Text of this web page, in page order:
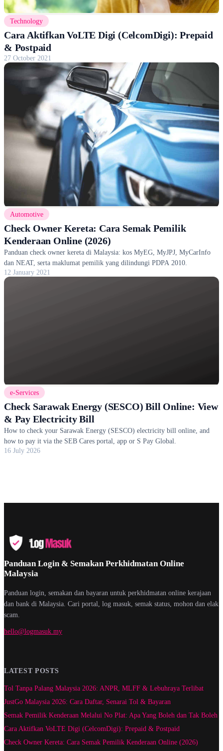
Technology
Cara Aktifkan VoLTE Digi (CelcomDigi): Prepaid
& Postpaid
27 October 2021
Automotive
Check Owner Kereta: Cara Semak Pemilik
Kenderaan Online (2026)
Panduan check owner kereta di Malaysia: kos MyEG, MyJPJ, MyCarInfo
dan NEAT, serta maklumat pemilik yang dilindungi PDPA 2010.
12 January 2021
e-Services
Check Sarawak Energy (SESCO) Bill Online: View
& Pay Electricity Bill
How to check your Sarawak Energy (SESCO) electricity bill online, and
how to pay it via the SEB Cares portal, app or S Pay Global.
16 July 2026
Panduan Login & Semakan Perkhidmatan Online
Malaysia
Panduan login, semakan dan bayaran untuk perkhidmatan online kerajaan
dan bank di Malaysia. Cari portal, log masuk, semak status, mohon dan elak
scam.
hello@logmasuk.my
LATEST POSTS
Tol Tanpa Palang Malaysia 2026: ANPR, MLFF & Lebuhraya Terlibat
JustGo Malaysia 2026: Cara Daftar, Senarai Tol & Bayaran
Semak Pemilik Kenderaan Melalui No Plat: Apa Yang Boleh dan Tak Boleh
Cara Aktifkan VoLTE Digi (CelcomDigi): Prepaid & Postpaid
Check Owner Kereta: Cara Semak Pemilik Kenderaan Online (2026)